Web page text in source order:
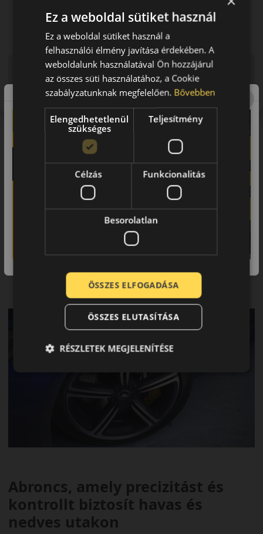
MICHELIN Pilot Alpin 5
Michelin Pilot Alpin 5 téli gumiabroncs
Fő előnyök és jellemzők
A nagyteljesítményű téli abroncs a MICHELIN-től az Ön
által elvárt vezetési élményt nyújtja
Olyan abroncsok, amellyekkel precízen és pontosan
vezethet havas és nedves utakon
Kevesebb üzemanyag-fogyasztás és hosszabb élettartam
Abroncs, amely precizitást és
kontrollt biztosít havas és
nedves utakon
Figyelem a feltüntetett címke adatok tájékoztató
jellegűek. Előfordulhat, hogy még a korábbi EU-s címkével
ellátott abroncs kerül kiszállításra.
Ez a weboldal sütiket használ
Ez a weboldal sütiket használ a
felhasználói élmény javítása érdekében. A
weboldalunk használatával Ön hozzájárul
az összes süti használatához, a Cookie
szabályzatunknak megfelelően. Bővebben
Elengedhetetlenül
szükséges
Teljesítmény
Célzás Funkcionalitás
Besorolatlan
ÖSSZES ELFOGADÁSA
ÖSSZES ELUTASÍTÁSA
RÉSZLETEK MEGJELENÍTÉSE